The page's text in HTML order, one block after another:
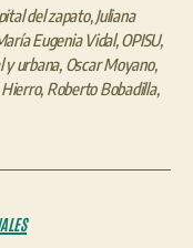
del zapato,Juliana
Eugenia Vidal,OPISU,
y urbana, Oscar Moyano,
, Roberto Bobadilla,